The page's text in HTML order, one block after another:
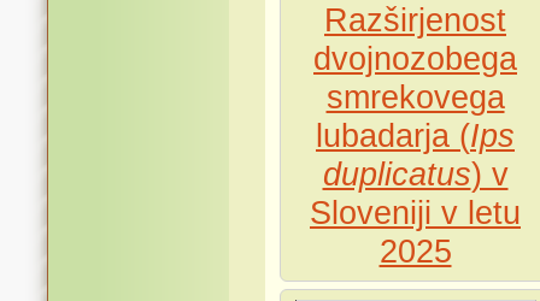
Razširjenost
dvojnozobega
smrekovega
lubadarja (Ips
duplicatus) v
Sloveniji v letu
2025